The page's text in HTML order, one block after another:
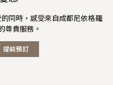
及夏季主題菜單人民幣105元
度。
立即預訂
同時，感受來自成都尼依格羅
尊貴服務。
提前預訂
酒店攜手成都國際金融中心呈
感解鎖華麗旅程。
立即預訂
，將「N」字logo重組呈獻竹
與傳統結合，予您中秋快樂。
多
Beauté伊菲丹以其限量版超級
愛之名」聯名下午茶。
立即預訂
即享三倍「亞洲萬里通」里數
遇
立即預訂